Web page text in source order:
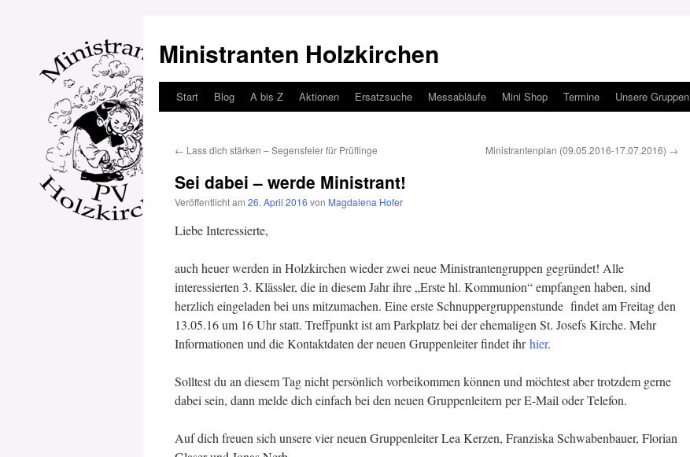
Ministranten Holzkirchen
Zum
springen
Start Blog A bis Z Aktionen Ersatzsuche Messabläufe Mini Shop Termine Unsere Gruppen
← Lass dich stärken – Segensfeier für Prüflinge Ministrantenplan (09.05.2016-17.07.2016) →
Sei dabei – werde Ministrant!
Veröffentlicht am 26. April 2016 von Magdalena Hofer
Liebe Interessierte,
auch heuer werden in Holzkirchen wieder zwei neue Ministrantengruppen gegründet! Alle
interessierten 3. Klässler, die in diesem Jahr ihre „Erste hl. Kommunion“ empfangen haben, sind
herzlich eingeladen bei uns mitzumachen. Eine erste Schnuppergruppenstunde findet am Freitag den
13.05.16 um 16 Uhr statt. Treffpunkt ist am Parkplatz bei der ehemaligen St. Josefs Kirche. Mehr
Informationen und die Kontaktdaten der neuen Gruppenleiter findet ihrhier.
Solltest du an diesem Tag nicht persönlich vorbeikommen können und möchtest aber trotzdem gerne
dabei sein, dann melde dich einfach bei den neuen Gruppenleitern per E-Mail oder Telefon.
Auf dich freuen sich unsere vier neuen Gruppenleiter Lea Kerzen, Franziska Schwabenbauer, Florian